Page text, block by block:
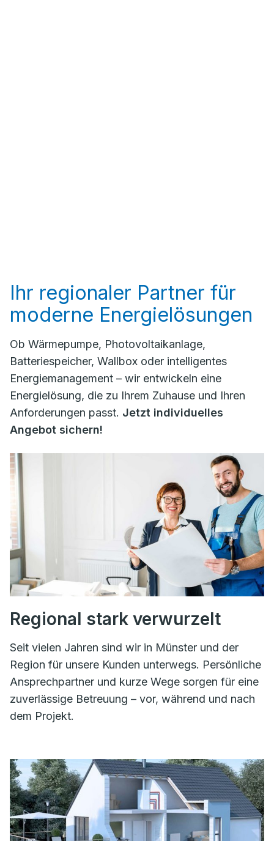
Ihr regionaler Partner für
moderne Energielösungen
Ob Wärmepumpe, Photovoltaikanlage,
Batteriespeicher, Wallbox oder intelligentes
Energiemanagement – wir entwickeln eine
Energielösung, die zu Ihrem Zuhause und Ihren
Anforderungen passt. Jetzt individuelles
Angebot sichern!
Regional stark verwurzelt
Seit vielen Jahren sind wir in Münster und der
Region für unsere Kunden unterwegs. Persönliche
Ansprechpartner und kurze Wege sorgen für eine
zuverlässige Betreuung – vor, während und nach
dem Projekt.